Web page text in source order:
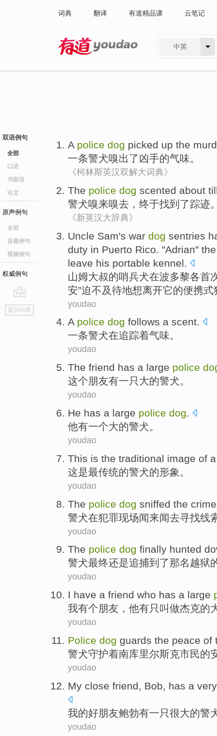
词典 翻译 有道精品课 云笔记
中英
双语例句
全部
口语
书面语
论文
原声例句
全部
音频例句
视频例句
权威例句
go
top
返回词典
A police dog picked up the
一条警犬嗅出了凶手的气味。
《柯林斯英汉双解大词典》
The police dog scented about
警犬嗅来嗅去， 终于找到 了踪迹
《新英汉大辞典》
Uncle Sam's war dog sentries
duty in Puerto Rico . "Adrian"
leave his portable kennel
山姆大叔的哨兵犬在波多黎各首
安”迫不及待地想离开它的便携式
youdao
A police dog follows a scent.
一条警犬在追踪着气味。
youdao
The friend has a large police
这个朋友有一只 大的警犬。
youdao
He has a large police dog.
他有一个大的警犬。
youdao
This is the traditional image of a
这是最传统的警犬的形象 。
youdao
The police dog sniffed the crime
警犬在犯罪现场闻来闻去寻找线
youdao
The police dog finally hunted
警犬最终还是追捕到了那名越狱
youdao
I have a friend who has a large
我有个朋友 ， 他有只 叫做杰克的
youdao
Police dog guards the peace of
警犬守护着南库里尔斯克市民的
youdao
My close friend, Bob, has a
我的好朋友鲍勃有一只很大的警
youdao